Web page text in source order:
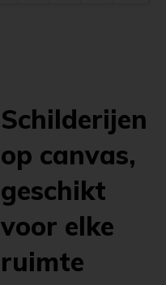
Schilderijen
op canvas,
geschikt
voor elke
ruimte